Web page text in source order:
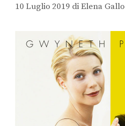
10 Luglio 2019 diElena Gallo